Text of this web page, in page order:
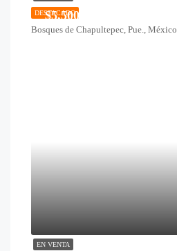
DESTACADO
$5,500
Bosques de Chapultepec, Pue., México
EN VENTA